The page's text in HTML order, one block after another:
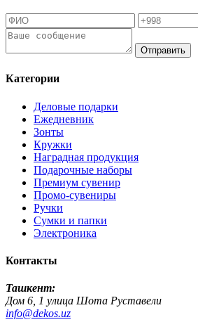
Отправить
Категории
Деловые подарки
Ежедневник
Зонты
Кружки
Наградная продукция
Подарочные наборы
Премиум сувенир
Промо-сувениры
Ручки
Сумки и папки
Электроника
Контакты
Ташкент:
Дом 6, 1 улица Шота Руставели
info@dekos.uz